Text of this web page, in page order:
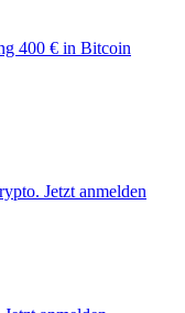
400 € in Bitcoin
Jetzt anmelden